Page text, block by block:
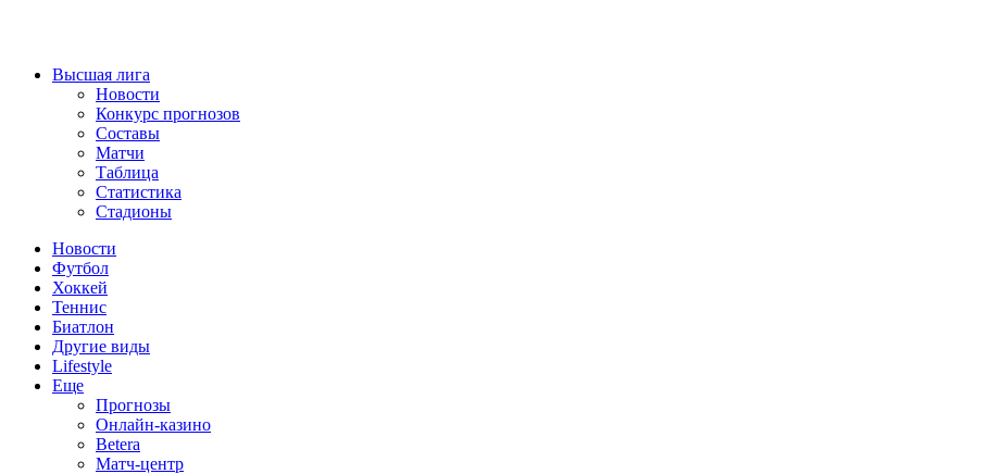
Высшая лига
Новости
Конкурс прогнозов
Составы
Матчи
Таблица
Статистика
Стадионы
Новости
Футбол
Хоккей
Теннис
Биатлон
Другие виды
Lifestyle
Еще
Прогнозы
Онлайн-казино
Betera
Матч-центр